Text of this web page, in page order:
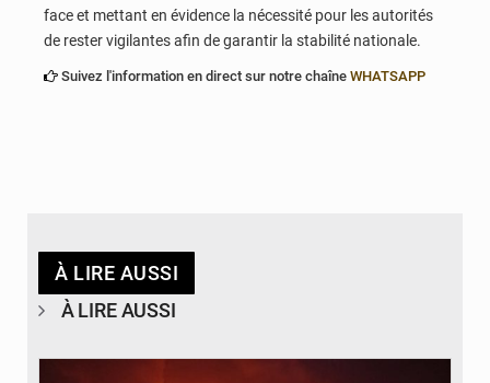
face et mettant en évidence la nécessité pour les autorités
de rester vigilantes afin de garantir la stabilité nationale.
Suivez l'information en direct sur notre chaîne WHATSAPP
À LIRE AUSSI
À LIRE AUSSI